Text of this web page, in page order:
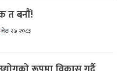
त बनाैं!
जेठ २७ २०८३